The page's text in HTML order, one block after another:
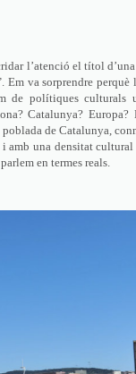
l’atenció el títol
. Em va sorprendre
de polítiques culturals
Catalunya? Europa?
de Catalunya,
amb una densitat
en termes reals.